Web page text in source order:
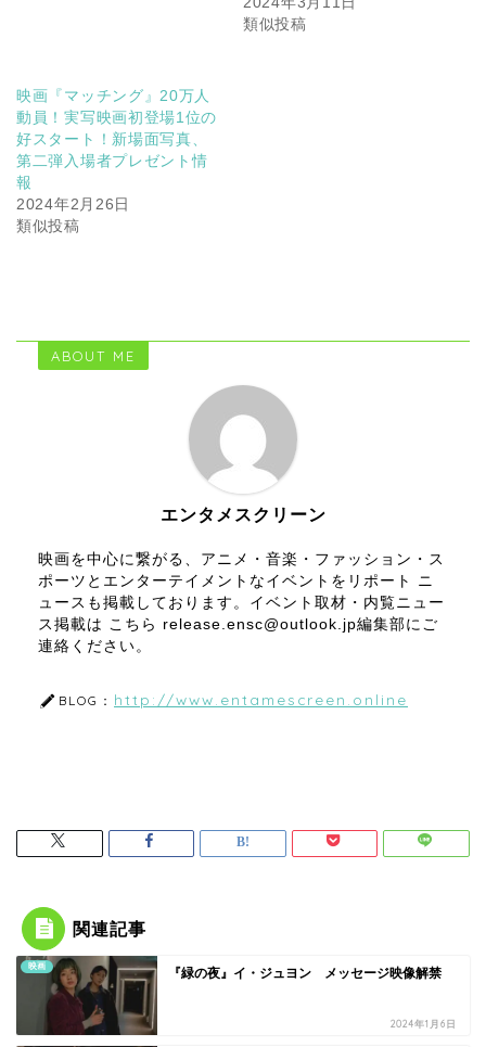
類似投稿
映画『マッチング』20万人
動員！実写映画初登場1位の
好スタート！新場面写真、
第二弾入場者プレゼント情
報
2024年2月26日
類似投稿
ABOUT ME
エンタメスクリーン
映画を中心に繋がる、アニメ・音楽・ファッション・ス
ポーツとエンターテイメントなイベントをリポート ニ
ュースも掲載しております。イベント取材・内覧ニュー
ス掲載は こちら release.ensc@outlook.jp編集部にご
連絡ください。
BLOG： http://www.entamescreen.online
関連記事
映画 『緑の夜』イ・ジュヨン メッセージ映像解禁
2024年1月6日